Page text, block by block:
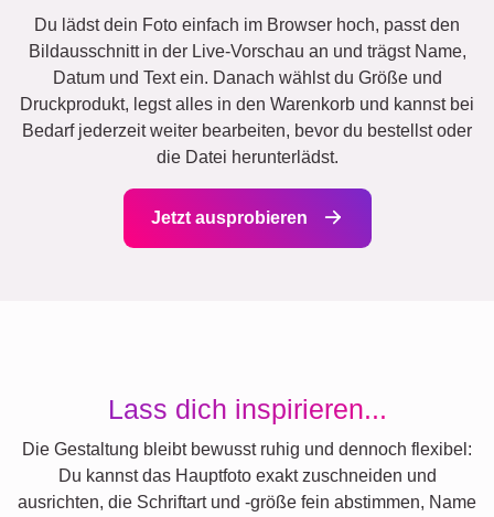
Du lädst dein Foto einfach im Browser hoch, passt den
Bildausschnitt in der Live-Vorschau an und trägst Name,
Datum und Text ein. Danach wählst du Größe und
Druckprodukt, legst alles in den Warenkorb und kannst bei
Bedarf jederzeit weiter bearbeiten, bevor du bestellst oder
die Datei herunterlädst.
Jetzt ausprobieren
Lass dich inspirieren...
Die Gestaltung bleibt bewusst ruhig und dennoch flexibel:
Du kannst das Hauptfoto exakt zuschneiden und
ausrichten, die Schriftart und -größe fein abstimmen, Name